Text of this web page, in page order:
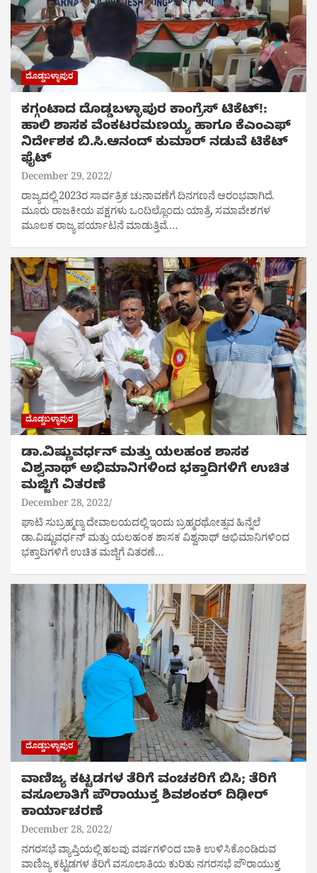
ದೊಡ್ಡಬಳ್ಳಾಪುರ
ಕಗ್ಗಂಟಾದ ದೊಡ್ಡಬಳ್ಳಾಪುರ ಕಾಂಗ್ರೆಸ್ ಟಿಕೆಟ್!:
ಹಾಲಿ ಶಾಸಕ ವೆಂಕಟರಮಣಯ್ಯ‌ ಹಾಗೂ ಕೆಎಂಎಫ್
ನಿರ್ದೇಶಕ ಬಿ.ಸಿ.ಆನಂದ್ ಕುಮಾರ್ ನಡುವೆ ಟಿಕೆಟ್
ಫೈಟ್
December 29, 2022
ರಾಜ್ಯದಲ್ಲಿ 2023ರ ಸಾರ್ವತ್ರಿಕ ಚುನಾವಣೆಗೆ ದಿನಗಣನೆ ಆರಂಭವಾಗಿದೆ.
ಮೂರು ರಾಜಕೀಯ ಪಕ್ಷಗಳು ಒಂದಿಲ್ಲೊಂದು ಯಾತ್ರೆ, ಸಮಾವೇಶಗಳ
ಮೂಲಕ ರಾಜ್ಯ ಪರ್ಯಾಟನೆ ಮಾಡುತ್ತಿವೆ.…
ದೊಡ್ಡಬಳ್ಳಾಪುರ
ಡಾ.ವಿಷ್ಣುವರ್ಧನ್ ಮತ್ತು ಯಲಹಂಕ ಶಾಸಕ
ವಿಶ್ವನಾಥ್ ಅಭಿಮಾನಿಗಳಿಂದ ಭಕ್ತಾದಿಗಳಿಗೆ ಉಚಿತ
ಮಜ್ಜಿಗೆ ವಿತರಣೆ
December 28, 2022
ಘಾಟಿ ಸುಬ್ರಹ್ಮಣ್ಯ ದೇವಾಲಯದಲ್ಲಿ ಇಂದು ಬ್ರಹ್ಮರಥೋತ್ಸವ ಹಿನ್ನೆಲೆ
ಡಾ.ವಿಷ್ಣುವರ್ಧನ್ ಮತ್ತು ಯಲಹಂಕ ಶಾಸಕ ವಿಶ್ವನಾಥ್ ಅಭಿಮಾನಿಗಳಿಂದ
ಭಕ್ತಾದಿಗಳಿಗೆ ಉಚಿತ ಮಜ್ಜಿಗೆ ವಿತರಣೆ…
ದೊಡ್ಡಬಳ್ಳಾಪುರ
ವಾಣಿಜ್ಯ ಕಟ್ಟಡಗಳ ತೆರಿಗೆ ವಂಚಕರಿಗೆ ಬಿಸಿ; ತೆರಿಗೆ
ವಸೂಲಾತಿಗೆ ಪೌರಾಯುಕ್ತ ಶಿವಶಂಕರ್ ದಿಢೀರ್
ಕಾರ್ಯಾಚರಣೆ
December 28, 2022
ನಗರಸಭೆ ವ್ಯಾಪ್ತಿಯಲ್ಲಿ ಹಲವು ವರ್ಷಗಳಿಂದ ಬಾಕಿ ಉಳಿಸಿಕೊಂಡಿರುವ
ವಾಣಿಜ್ಯ ಕಟ್ಟಡಗಳ ತೆರಿಗೆ ವಸೂಲಾತಿಯ ಕುರಿತು ನಗರಸಭೆ ಪೌರಾಯುಕ್ತ